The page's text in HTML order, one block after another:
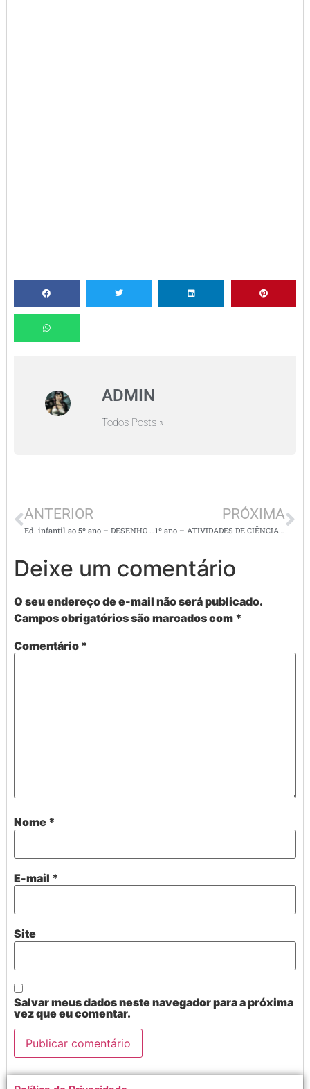
ADMIN
Todos Posts »
ANTERIOR
Ed. infantil ao 5º ano – DESENHO PARA COLORIR – NATAL
PRÓXIMA
1º ano – ATIVIDADES DE CIÊNCIAS – março
Deixe um comentário
O seu endereço de e-mail não será publicado.
Campos obrigatórios são marcados com *
Comentário *
Nome *
E-mail *
Site
Salvar meus dados neste navegador para a próxima
vez que eu comentar.
Alternative: